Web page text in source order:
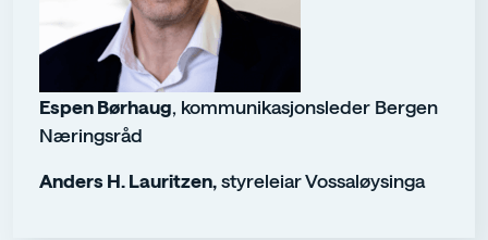
Espen Børhaug, kommunikasjonsleder Bergen
Næringsråd
Anders H. Lauritzen, styreleiar Vossaløysinga